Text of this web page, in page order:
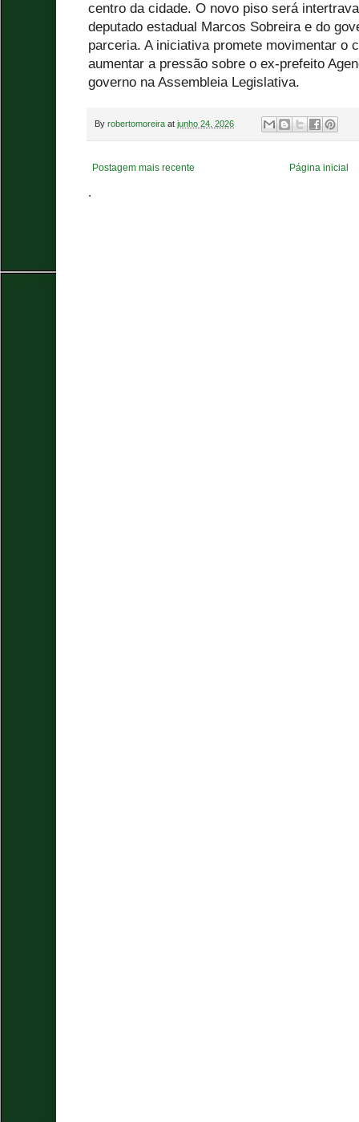
centro da cidade. O novo piso será
deputado estadual Marcos Sobreira e do
parceria. A iniciativa promete movimentar o
aumentar a pressão sobre o ex-prefeito
governo na Assembleia Legislativa.
By robertomoreira at junho 24, 2026
Postagem mais recente Página inicial
.